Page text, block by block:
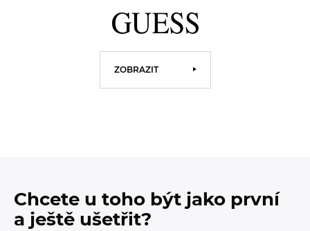
ZOBRAZIT
Chcete u toho být jako první
a ještě ušetřit?